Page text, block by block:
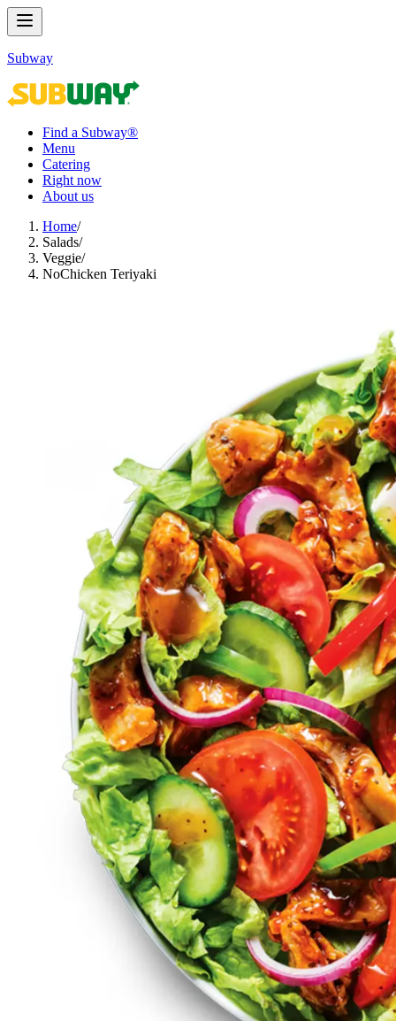
Subway
Find a Subway®
Menu
Catering
Right now
About us
Home/
Salads​​​​‌ ‍ ​‍​‍‌‍ ‌ ​‍‌‍‍‌‌‍‌ ‌‍‍‌‌‍ ‍​‍​‍​ ‍‍​‍​‍‌ ​ ‌‍​‌‌‍ ‍‌‍‍‌‌ ‌​‌ ‍‌​‍ ‍‌‍‍‌‌‍ ​‍​‍​‍ ​​‍​‍‌‍‍​‌ ​‍‌‍‌‌‌‍‌‍​‍​‍​ ‍‍​‍​‍‌‍‍​‌ ‌​‌ ‌​‌ ​​‌ ​ ​ ‍‍​‍ ​‍ ‌‍ ‍‌‍ ‌ ​‍‌‍‌​‌‍‍‌‌‍​ ​‍ ‌‌‍​‍‌‍‍‌‌ ‌​‌‍‌‌‌ ​ ​‍ ‌‌‍‌ ‌ ​‍‌‍ ‌ ‌‌‌ ​​​‍ ‌‌ ​ ‌ ‌​‌ ‌‌‌‍‌​‌‍‍‌‌‍ ​‍ ‍‌ ‌‍‌‍‌‌‌ ​‍‌‍​ ‌‍‌‌‌‍ ​​‍ ‍‌‍​‌‌ ​​‌ ​​​‍ ‌‍‍‌‌‍ ‍‌ ‌​‌‍‌‌‌‍ ‍‌ ‌​​‍ ‌‍‌‌‌‍‌​‌‍‍‌‌ ‌​​‍ ‌‍ ‌‌‍ ‌‍‌​‌‍‌‌​ ‌‌ ​​‌ ​‍‌‍‌‌‌ ​ ‌‍‌‌‌‍ ‍‌ ‌​‌‍​‌‌ ‌​‌‍‍‌‌‍ ‌‍ ‍​ ‍ ‌‍‍‌‌‍‌​​ ‌​ ‍‌​ ‍​‌‍​‌​ ‍‌​ ​‍​ ‌ ​ ‌​​ ‍‌​‍ ‌​ ‌ ​ ‍‌​ ​ ​ ‍‌​‍ ‌​ ‌​​ ​​​ ​ ​ ‍‌​‍ ‌‌‍​‌‌‍‌‍​ ‍​‌‍‌​​‍ ‌‌‍​‍‌‍‌‌​ ​ ​ ‌‍​ ‌ ​ ‌ ‌‍​ ‌‍‌‌​ ‌​​ ‌‌‌‍‌‍‌‍​‍​ ‍ ‌ ‌​‌ ‍‌‌ ​​‌‍‌‌​ ‌‌‍​ ‌‍​‌‌ ‌​‌‍‌‌‌‍‌ ‌‍ ‌ ​‍‌ ‍‌​ ‍ ‌ ​​‌‍​‌‌ ‌​‌‍‍​​ ‌‌‍ ‍‌‍​‌‌‍ ‌‌‍‌‌​‍‌‌​ ‌‌‌​​‍‌‌ ‌‍‍ ‌‍‌‌‌ ‍‌​‍‌‌​ ​ ‌​‌​​‍‌‌​ ​ ‌​‌​​‍‌‌​ ​‍​ ​‍‌‍‌‌‌‍ ‍​‍‌‌​ ​‍​ ​‍​‍‌‌​ ‌‌‌​‌​​‍ ‍‌ ‌‍‌‍​‌‌‍ ​‌ ‌‌‌‍‌‌​ ‌‍​‍‌‍​‌‌ ​ ‌‍‌‌‌‌‌‌‌ ​‍‌‍ ​​ ‌‌‍‍​‌ ‌​‌ ‌​‌ ​​‌ ​ ​‍‌‌​ ​ ‌​​‌​‍‌‌​ ​‍‌​‌‍​‍‌‌​ ​‍‌​‌‍‌‍ ‍‌‍ ‌ ​‍‌‍‌​‌‍‍‌‌‍​ ​‍ ‌‌‍​‍‌‍‍‌‌ ‌​‌‍‌‌‌ ​ ​‍ ‌‌‍‌ ‌ ​‍‌‍ ‌ ‌‌‌ ​​​‍ ‌‌ ​ ‌ ‌​‌ ‌‌‌‍‌​‌‍‍‌‌‍ ​‍ ‍‌ ‌‍‌‍‌‌‌ ​‍‌‍​ ‌‍‌‌‌‍ ​​‍ ‍‌‍​‌‌ ​​‌ ​​​‍‌‍‌‍‍‌‌‍‌​​ ‌​ ‍‌​ ‍​‌‍​‌​ ‍‌​ ​‍​ ‌ ​ ‌​​ ‍‌​‍ ‌​ ‌ ​ ‍‌​ ​ ​ ‍‌​‍ ‌​ ‌​​ ​​​ ​ ​ ‍‌​‍ ‌‌‍​‌‌‍‌‍​ ‍​‌‍‌​​‍ ‌‌‍​‍‌‍‌‌​ ​ ​ ‌‍​ ‌ ​ ‌ ‌‍​ ‌‍‌‌​ ‌​​ ‌‌‌‍‌‍‌‍​‍​‍‌‍‌ ‌​‌ ‍‌‌ ​​‌‍‌‌​ ‌‌‍​ ‌‍​‌‌ ‌​‌‍‌‌‌‍‌ ‌‍ ‌ ​‍‌ ‍‌​‍‌‍‌ ​​‌‍​‌‌ ‌​‌‍‍​​ ‌‌‍ ‍‌‍​‌‌‍ ‌‌‍‌‌​‍‌‌​ ‌‌‌​​‍‌‌ ‌‍‍ ‌‍‌‌‌ ‍‌​‍‌‌​ ​ ‌​‌​​‍‌‌​ ​ ‌​‌​​‍‌‌​ ​‍​ ​‍‌‍‌‌‌‍ ‍​‍‌‌​ ​‍​ ​‍​‍‌‌​ ‌‌‌​‌​​‍ ‍‌ ‌‍‌‍​‌‌‍ ​‌ ‌‌‌‍‌‌​‍‌‍‌ ​​‌‍‌‌‌ ​‍‌ ​ ‌ ​​‌‍‌‌‌‍​ ‌ ‌​‌‍‍‌‌ ‌‍‌‍‌‌​ ‌‌ ​​‌ ‌‌‌‍​‍‌‍ ​‌‍‍‌‌ ​ ‌‍‍​‌‍‌‌‌‍‌​​‍​‍‌ ‌/
Veggie​​​​‌ ‍ ​‍​‍‌‍ ‌ ​‍‌‍‍‌‌‍‌ ‌‍‍‌‌‍ ‍​‍​‍​ ‍‍​‍​‍‌ ​ ‌‍​‌‌‍ ‍‌‍‍‌‌ ‌​‌ ‍‌​‍ ‍‌‍‍‌‌‍ ​‍​‍​‍ ​​‍​‍‌‍‍​‌ ​‍‌‍‌‌‌‍‌‍​‍​‍​ ‍‍​‍​‍‌‍‍​‌ ‌​‌ ‌​‌ ​​‌ ​ ​ ‍‍​‍ ​‍ ‌‍ ‍‌‍ ‌ ​‍‌‍‌​‌‍‍‌‌‍​ ​‍ ‌‌‍​‍‌‍‍‌‌ ‌​‌‍‌‌‌ ​ ​‍ ‌‌‍‌ ‌ ​‍‌‍ ‌ ‌‌‌ ​​​‍ ‌‌ ​ ‌ ‌​‌ ‌‌‌‍‌​‌‍‍‌‌‍ ​‍ ‍‌ ‌‍‌‍‌‌‌ ​‍‌‍​ ‌‍‌‌‌‍ ​​‍ ‍‌‍​‌‌ ​​‌ ​​​‍ ‌‍‍‌‌‍ ‍‌ ‌​‌‍‌‌‌‍ ‍‌ ‌​​‍ ‌‍‌‌‌‍‌​‌‍‍‌‌ ‌​​‍ ‌‍ ‌‌‍ ‌‍‌​‌‍‌‌​ ‌‌ ​​‌ ​‍‌‍‌‌‌ ​ ‌‍‌‌‌‍ ‍‌ ‌​‌‍​‌‌ ‌​‌‍‍‌‌‍ ‌‍ ‍​ ‍ ‌‍‍‌‌‍‌​​ ‌‌‍‌‌‌‍​‌​ ​‍‌‍‌‌‌‍​‌​ ​‍​ ‌​‌‍​ ​‍ ‌‌‍‌​​ ‌​‌‍‌‌‌‍​‍​‍ ‌​ ‌​​ ​ ‌‍​‍‌‍​ ​‍ ‌​ ‍​​ ‌‌​ ​‌‌‍​ ​‍ ‌​ ​​​ ‌ ​ ‌ ‌‍‌​‌‍‌‌​ ‌ ‌‍​ ​ ‍​‌‍​‌​ ​‌​ ​ ​ ​‌​ ‍ ‌ ‌​‌ ‍‌‌ ​​‌‍‌‌​ ‌‌ ​ ‌ ‌‌‌‍​‍‌‍​ ‌‍​‌‌ ‌​‌‍‌‌‌‍‌ ‌‍ ‌ ​‍‌ ‍‌​ ‍ ‌ ​​‌‍​‌‌ ‌​‌‍‍​​ ‌‌‍ ‍‌‍​‌‌‍ ‌‌‍‌‌​‍‌‌​ ‌‌‌​​‍‌‌ ‌‍‍ ‌‍‌‌‌ ‍‌​‍‌‌​ ​ ‌​‌​​‍‌‌​ ​ ‌​‌​​‍‌‌​ ​‍​ ​‍‌‍‌‌‌‍ ‍​‍‌‌​ ​‍​ ​‍​‍‌‌​ ‌‌‌​‌​​‍ ‍‌ ‌‍‌‍​‌‌‍ ​‌ ‌‌‌‍‌‌​ ‌‍​‍‌‍​‌‌ ​ ‌‍‌‌‌‌‌‌‌ ​‍‌‍ ​​ ‌‌‍‍​‌ ‌​‌ ‌​‌ ​​‌ ​ ​‍‌‌​ ​ ‌​​‌​‍‌‌​ ​‍‌​‌‍​‍‌‌​ ​‍‌​‌‍‌‍ ‍‌‍ ‌ ​‍‌‍‌​‌‍‍‌‌‍​ ​‍ ‌‌‍​‍‌‍‍‌‌ ‌​‌‍‌‌‌ ​ ​‍ ‌‌‍‌ ‌ ​‍‌‍ ‌ ‌‌‌ ​​​‍ ‌‌ ​ ‌ ‌​‌ ‌‌‌‍‌​‌‍‍‌‌‍ ​‍ ‍‌ ‌‍‌‍‌‌‌ ​‍‌‍​ ‌‍‌‌‌‍ ​​‍ ‍‌‍​‌‌ ​​‌ ​​​‍‌‍‌‍‍‌‌‍‌​​ ‌‌‍‌‌‌‍​‌​ ​‍‌‍‌‌‌‍​‌​ ​‍​ ‌​‌‍​ ​‍ ‌‌‍‌​​ ‌​‌‍‌‌‌‍​‍​‍ ‌​ ‌​​ ​ ‌‍​‍‌‍​ ​‍ ‌​ ‍​​ ‌‌​ ​‌‌‍​ ​‍ ‌​ ​​​ ‌ ​ ‌ ‌‍‌​‌‍‌‌​ ‌ ‌‍​ ​ ‍​‌‍​‌​ ​‌​ ​ ​ ​‌​‍‌‍‌ ‌​‌ ‍‌‌ ​​‌‍‌‌​ ‌‌ ​ ‌ ‌‌‌‍​‍‌‍​ ‌‍​‌‌ ‌​‌‍‌‌‌‍‌ ‌‍ ‌ ​‍‌ ‍‌​‍‌‍‌ ​​‌‍​‌‌ ‌​‌‍‍​​ ‌‌‍ ‍‌‍​‌‌‍ ‌‌‍‌‌​‍‌‌​ ‌‌‌​​‍‌‌ ‌‍‍ ‌‍‌‌‌ ‍‌​‍‌‌​ ​ ‌​‌​​‍‌‌​ ​ ‌​‌​​‍‌‌​ ​‍​ ​‍‌‍‌‌‌‍ ‍​‍‌‌​ ​‍​ ​‍​‍‌‌​ ‌‌‌​‌​​‍ ‍‌ ‌‍‌‍​‌‌‍ ​‌ ‌‌‌‍‌‌​‍‌‍‌ ​​‌‍‌‌‌ ​‍‌ ​ ‌ ​​‌‍‌‌‌‍​ ‌ ‌​‌‍‍‌‌ ‌‍‌‍‌‌​ ‌‌ ​​‌ ‌‌‌‍​‍‌‍ ​‌‍‍‌‌ ​ ‌‍‍​‌‍‌‌‌‍‌​​‍​‍‌ ‌/
NoChicken Teriyaki​​​​‌ ‍ ​‍​‍‌‍ ‌ ​‍‌‍‍‌‌‍‌ ‌‍‍‌‌‍ ‍​‍​‍​ ‍‍​‍​‍‌ ​ ‌‍​‌‌‍ ‍‌‍‍‌‌ ‌​‌ ‍‌​‍ ‍‌‍‍‌‌‍ ​‍​‍​‍ ​​‍​‍‌‍‍​‌ ​‍‌‍‌‌‌‍‌‍​‍​‍​ ‍‍​‍​‍‌‍‍​‌ ‌​‌ ‌​‌ ​​‌ ​ ​ ‍‍​‍ ​‍ ‌‍ ‍‌‍ ‌ ​‍‌‍‌​‌‍‍‌‌‍​ ​‍ ‌‌‍​‍‌‍‍‌‌ ‌​‌‍‌‌‌ ​ ​‍ ‌‌‍‌ ‌ ​‍‌‍ ‌ ‌‌‌ ​​​‍ ‌‌ ​ ‌ ‌​‌ ‌‌‌‍‌​‌‍‍‌‌‍ ​‍ ‍‌ ‌‍‌‍‌‌‌ ​‍‌‍​ ‌‍‌‌‌‍ ​​‍ ‍‌‍​‌‌ ​​‌ ​​​‍ ‌‍‍‌‌‍ ‍‌ ‌​‌‍‌‌‌‍ ‍‌ ‌​​‍ ‌‍‌‌‌‍‌​‌‍‍‌‌ ‌​​‍ ‌‍ ‌‌‍ ‌‍‌​‌‍‌‌​ ‌‌ ​​‌ ​‍‌‍‌‌‌ ​ ‌‍‌‌‌‍ ‍‌ ‌​‌‍​‌‌ ‌​‌‍‍‌‌‍ ‌‍ ‍​ ‍ ‌‍‍‌‌‍‌​​ ‌‌‍‌‍​ ‍‌‌‍​‌​ ​‌​ ‍‌​ ‌‍​ ​‍​ ‌‍​‍ ‌​ ‌‍​ ‌‍​ ‍‌​ ​‍​‍ ‌​ ‌​​ ​ ​ ‍​​ ‌‍​‍ ‌​ ‍‌‌‍‌​​ ‍‌​ ‍‌​‍ ‌​ ‍‌‌‍​ ​ ‌ ‌‍​‌‌‍‌​​ ‌‍‌‍‌​​ ​‍​ ‌‍​ ‌‍‌‍‌‌‌‍​ ​ ‍ ‌ ‌​‌ ‍‌‌ ​​‌‍‌‌​ ‌‌ ​​‌ ​‍‌‍ ‌‍‌​‌ ‌‌‌‍​ ‌ ‌​​ ‍ ‌ ​​‌‍​‌‌ ‌​‌‍‍​​ ‌‌‍ ‍‌‍​‌‌‍ ‌‌‍‌‌​‍‌‌​ ‌‌‌​​‍‌‌ ‌‍‍ ‌‍‌‌‌ ‍‌​‍‌‌​ ​ ‌​‌​​‍‌‌​ ​ ‌​‌​​‍‌‌​ ​‍​ ​‍‌‍‌‌‌‍ ‍​‍‌‌​ ​‍​ ​‍​‍‌‌​ ‌‌‌​‌​​‍ ‍‌ ‌‍‌‍​‌‌‍ ​‌ ‌‌‌‍‌‌​ ‌‍​‍‌‍​‌‌ ​ ‌‍‌‌‌‌‌‌‌ ​‍‌‍ ​​ ‌‌‍‍​‌ ‌​‌ ‌​‌ ​​‌ ​ ​‍‌‌​ ​ ‌​​‌​‍‌‌​ ​‍‌​‌‍​‍‌‌​ ​‍‌​‌‍‌‍ ‍‌‍ ‌ ​‍‌‍‌​‌‍‍‌‌‍​ ​‍ ‌‌‍​‍‌‍‍‌‌ ‌​‌‍‌‌‌ ​ ​‍ ‌‌‍‌ ‌ ​‍‌‍ ‌ ‌‌‌ ​​​‍ ‌‌ ​ ‌ ‌​‌ ‌‌‌‍‌​‌‍‍‌‌‍ ​‍ ‍‌ ‌‍‌‍‌‌‌ ​‍‌‍​ ‌‍‌‌‌‍ ​​‍ ‍‌‍​‌‌ ​​‌ ​​​‍‌‍‌‍‍‌‌‍‌​​ ‌‌‍‌‍​ ‍‌‌‍​‌​ ​‌​ ‍‌​ ‌‍​ ​‍​ ‌‍​‍ ‌​ ‌‍​ ‌‍​ ‍‌​ ​‍​‍ ‌​ ‌​​ ​ ​ ‍​​ ‌‍​‍ ‌​ ‍‌‌‍‌​​ ‍‌​ ‍‌​‍ ‌​ ‍‌‌‍​ ​ ‌ ‌‍​‌‌‍‌​​ ‌‍‌‍‌​​ ​‍​ ‌‍​ ‌‍‌‍‌‌‌‍​ ​‍‌‍‌ ‌​‌ ‍‌‌ ​​‌‍‌‌​ ‌‌ ​​‌ ​‍‌‍ ‌‍‌​‌ ‌‌‌‍​ ‌ ‌​​‍‌‍‌ ​​‌‍​‌‌ ‌​‌‍‍​​ ‌‌‍ ‍‌‍​‌‌‍ ‌‌‍‌‌​‍‌‌​ ‌‌‌​​‍‌‌ ‌‍‍ ‌‍‌‌‌ ‍‌​‍‌‌​ ​ ‌​‌​​‍‌‌​ ​ ‌​‌​​‍‌‌​ ​‍​ ​‍‌‍‌‌‌‍ ‍​‍‌‌​ ​‍​ ​‍​‍‌‌​ ‌‌‌​‌​​‍ ‍‌ ‌‍‌‍​‌‌‍ ​‌ ‌‌‌‍‌‌​‍‌‍‌ ​​‌‍‌‌‌ ​‍‌ ​ ‌ ​​‌‍‌‌‌‍​ ‌ ‌​‌‍‍‌‌ ‌‍‌‍‌‌​ ‌‌ ​​‌ ‌‌‌‍​‍‌‍ ​‌‍‍‌‌ ​ ‌‍‍​‌‍‌‌‌‍‌​​‍​‍‌ ‌